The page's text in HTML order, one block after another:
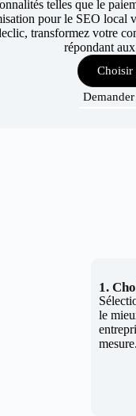
telles que le
pour le SEO local
transformez votre
répondant
Choisir
1.
le
mesure.